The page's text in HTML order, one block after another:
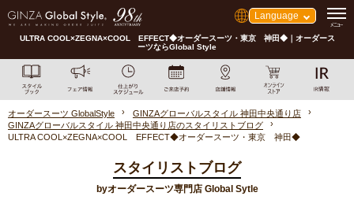
Language
ULTRA COOL×ZEGNA×COOL EFFECT◆オーダースーツ・東京 神田◆｜オーダース
ーツならGlobal Style
オーダースーツ GlobalStyle
GINZAグローバルスタイル 神田中央通り店
GINZAグローバルスタイル 神田中央通り店のスタイリストブログ
ULTRA COOL×ZEGNA×COOL EFFECT◆オーダースーツ・東京 神田◆
スタイリストブログ
byオーダースーツ専門店 Global Sytle